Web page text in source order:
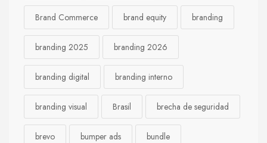
Brand Commerce brand equity branding
branding 2025 branding 2026
branding digital branding interno
branding visual Brasil brecha de seguridad
brevo bumper ads bundle